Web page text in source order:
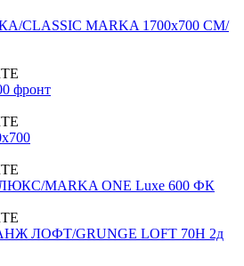
CLASSIC MARKA 1700х700 СМ/
фронт
MARKA ONE Luxe 600 ФК
ЛОФТ/GRUNGE LOFT 70Н 2д